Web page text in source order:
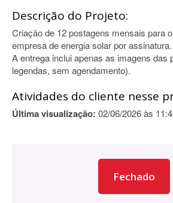
Descrição do Projeto:
Criação de 12 postagens mensais para
empresa de energia solar por assinatura.
A entrega inclui apenas as imagens das
legendas, sem agendamento).
Atividades do cliente nesse
Última visualização: 02/06/2026 às
Fechado